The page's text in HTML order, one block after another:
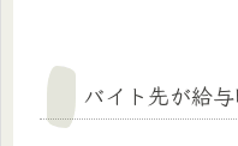
バイト先が給